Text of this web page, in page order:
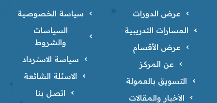
عرض الدورات
المسارات التدريبية
عرض الأقسام
عن المركز
التسويق بالعمولة
الأخبار والمقالات
سياسة الخصوصية
السياسات
والشروط
سياسة الاسترداد
الاسئلة الشائعة
اتصل بنا